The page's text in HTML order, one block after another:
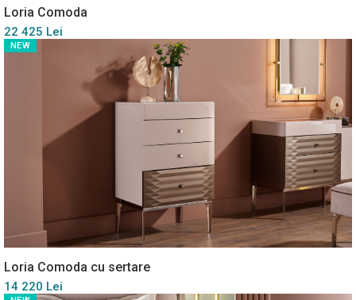
Loria Comoda
22 425 Lei
NEW
Loria Comoda cu sertare
14 220 Lei